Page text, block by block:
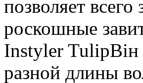
позволяет
роскошные
Instyler TulipВін
разной длины